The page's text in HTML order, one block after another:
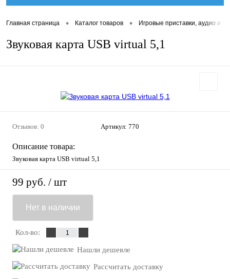
Главная страница • Каталог товаров • Игровые приставки, аудио и тв
Звуковая карта USB virtual 5,1
Отзывов: 0 Артикул: 770
Описание товара:
Звуковая карта USB virtual 5,1
99 руб. / шт
Нет в наличии
Кол-во:
Нашли дешевле
Рассчитать доставку